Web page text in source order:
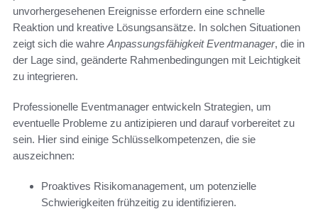
unvorhergesehenen Ereignisse erfordern eine schnelle
Reaktion und kreative Lösungsansätze. In solchen Situationen
zeigt sich die wahre Anpassungsfähigkeit Eventmanager, die in
der Lage sind, geänderte Rahmenbedingungen mit Leichtigkeit
zu integrieren.
Professionelle Eventmanager entwickeln Strategien, um
eventuelle Probleme zu antizipieren und darauf vorbereitet zu
sein. Hier sind einige Schlüsselkompetenzen, die sie
auszeichnen:
Proaktives Risikomanagement, um potenzielle
Schwierigkeiten frühzeitig zu identifizieren.